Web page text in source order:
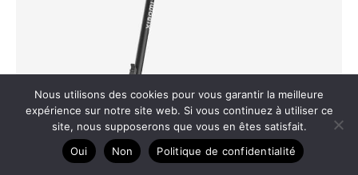
Nous utilisons des cookies pour vous garantir la meilleure
expérience sur notre site web. Si vous continuez à utiliser ce
site, nous supposerons que vous en êtes satisfait.
Oui
Non Politique de confidentialité